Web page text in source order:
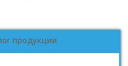
продукции